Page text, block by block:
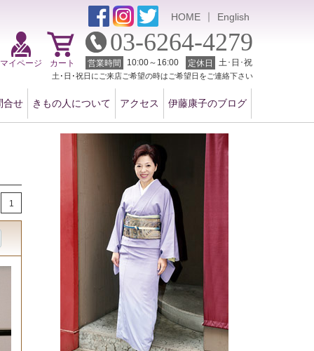
HOME ｜ English
合せ きもの人について アクセス 伊藤康子のブログ
マイページ カート
03-6264-4279
営業時間 10:00～16:00 定休日 土･日･祝
土･日･祝日にご来店ご希望の時はご希望日をご連絡下さい
1